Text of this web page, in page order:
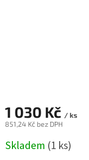
1 030 Kč / ks
851,24 Kč bez DPH
cena:
Skladem (1 ks)